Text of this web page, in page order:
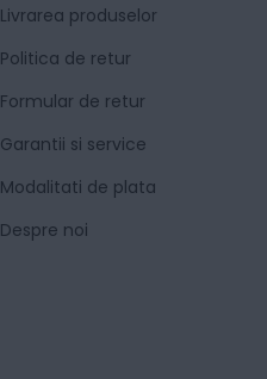
Livrarea produselor
Politica de retur
Formular de retur
Garantii si service
Modalitati de plata
Despre noi